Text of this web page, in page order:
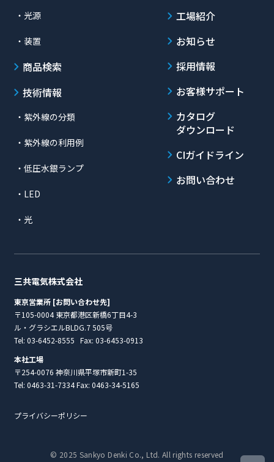
・光源
・装置
商品検索
技術情報
・紫外線の分類
・紫外線の利用例
・低圧水銀ランプ
・LED
・光
工場紹介
お知らせ
採用情報
お客様サポート
カタログ
ダウンロード
CIガイドライン
お問い合わせ
三共電気株式会社
東京営業所 [お問い合わせ先]
〒105-0004 東京都港区新橋6丁目4-3
ル・グラシエルBLDG.7 505号
Tel: 03-6452-8555 Fax: 03-6453-0913
本社工場
〒254-0076 神奈川県平塚市新町1-35
Tel: 0463-31-7334Fax: 0463-34-5165
プライバシーポリシー
© 2025 Sankyo Denki Co., Ltd. All rights reserved